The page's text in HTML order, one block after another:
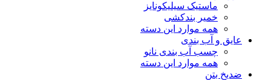
ماستیک سیلیکونایز
خمیر بندکشی
همه موارد این دسته
عایق و آب بندی
چسب آب بندی نانو
همه موارد این دسته
ضدیخ بتن